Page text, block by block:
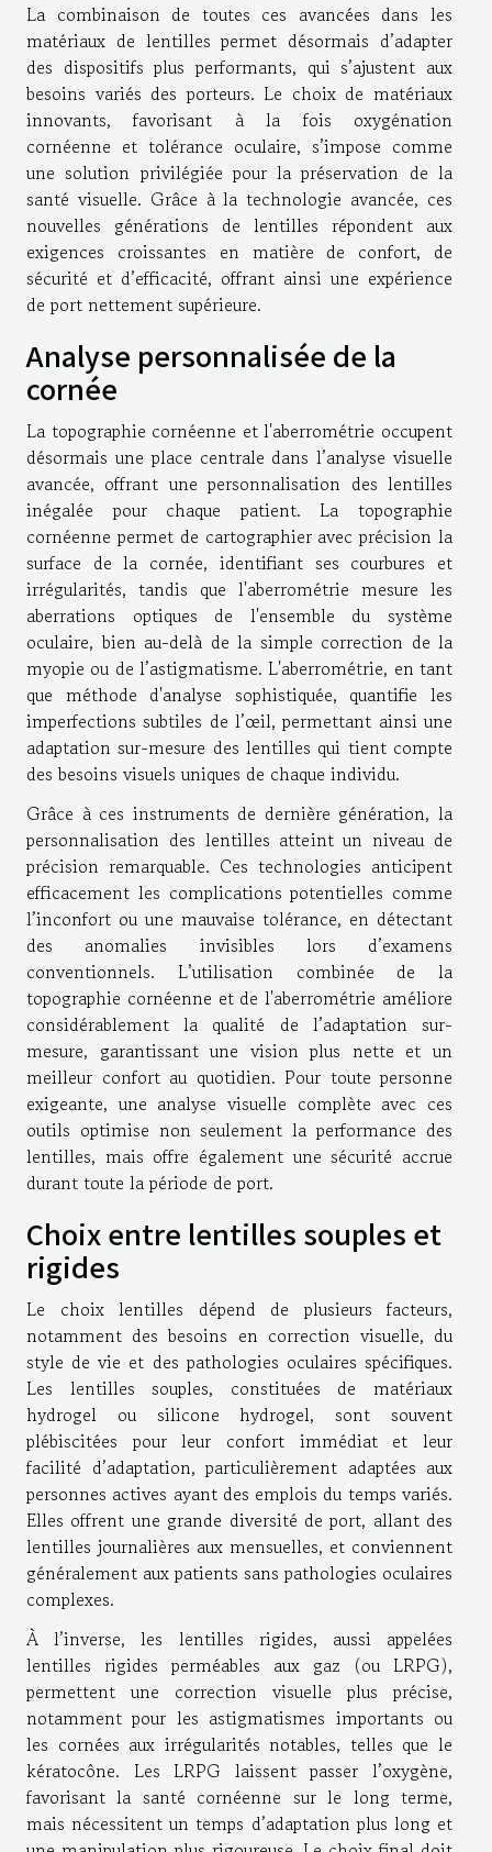
La combinaison de toutes ces avancées dans les
matériaux de lentilles permet désormais d’adapter
des dispositifs plus performants, qui s’ajustent aux
besoins variés des porteurs. Le choix de matériaux
innovants, favorisant à la fois oxygénation
cornéenne et tolérance oculaire, s’impose comme
une solution privilégiée pour la préservation de la
santé visuelle. Grâce à la technologie avancée, ces
nouvelles générations de lentilles répondent aux
exigences croissantes en matière de confort, de
sécurité et d’efficacité, offrant ainsi une expérience
de port nettement supérieure.
Analyse personnalisée de la
cornée
La topographie cornéenne et l'aberrométrie occupent
désormais une place centrale dans l’analyse visuelle
avancée, offrant une personnalisation des lentilles
inégalée pour chaque patient. La topographie
cornéenne permet de cartographier avec précision la
surface de la cornée, identifiant ses courbures et
irrégularités, tandis que l'aberrométrie mesure les
aberrations optiques de l'ensemble du système
oculaire, bien au-delà de la simple correction de la
myopie ou de l’astigmatisme. L'aberrométrie, en tant
que méthode d'analyse sophistiquée, quantifie les
imperfections subtiles de l’œil, permettant ainsi une
adaptation sur-mesure des lentilles qui tient compte
des besoins visuels uniques de chaque individu.
Grâce à ces instruments de dernière génération, la
personnalisation des lentilles atteint un niveau de
précision remarquable. Ces technologies anticipent
efficacement les complications potentielles comme
l’inconfort ou une mauvaise tolérance, en détectant
des anomalies invisibles lors d’examens
conventionnels. L’utilisation combinée de la
topographie cornéenne et de l'aberrométrie améliore
considérablement la qualité de l’adaptation sur-
mesure, garantissant une vision plus nette et un
meilleur confort au quotidien. Pour toute personne
exigeante, une analyse visuelle complète avec ces
outils optimise non seulement la performance des
lentilles, mais offre également une sécurité accrue
durant toute la période de port.
Choix entre lentilles souples et
rigides
Le choix lentilles dépend de plusieurs facteurs,
notamment des besoins en correction visuelle, du
style de vie et des pathologies oculaires spécifiques.
Les lentilles souples, constituées de matériaux
hydrogel ou silicone hydrogel, sont souvent
plébiscitées pour leur confort immédiat et leur
facilité d’adaptation, particulièrement adaptées aux
personnes actives ayant des emplois du temps variés.
Elles offrent une grande diversité de port, allant des
lentilles journalières aux mensuelles, et conviennent
généralement aux patients sans pathologies oculaires
complexes.
À l’inverse, les lentilles rigides, aussi appelées
lentilles rigides perméables aux gaz (ou LRPG),
permettent une correction visuelle plus précise,
notamment pour les astigmatismes importants ou
les cornées aux irrégularités notables, telles que le
kératocône. Les LRPG laissent passer l’oxygène,
favorisant la santé cornéenne sur le long terme,
mais nécessitent un temps d’adaptation plus long et